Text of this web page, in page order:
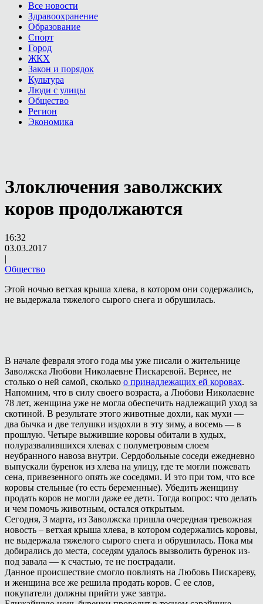
Все новости
Здравоохранение
Образование
Спорт
Город
ЖКХ
Закон и порядок
Культура
Люди с улицы
Общество
Регион
Экономика
Злоключения заволжских
коров продолжаются
16:32
03.03.2017
|
Общество
Этой ночью ветхая крыша хлева, в котором они содержались,
не выдержала тяжелого сырого снега и обрушилась.
В начале февраля этого года мы уже писали о жительнице
Заволжска Любови Николаевне Пискаревой. Вернее, не
столько о ней самой, сколько о принадлежащих ей коровах.
Напомним, что в силу своего возраста, а Любови Николаевне
78 лет, женщина уже не могла обеспечить надлежащий уход за
скотиной. В результате этого животные дохли, как мухи —
два бычка и две телушки издохли в эту зиму, а восемь — в
прошлую. Четыре выжившие коровы обитали в худых,
полуразвалившихся хлевах с полуметровым слоем
неубранного навоза внутри. Сердобольные соседи ежедневно
выпускали буренок из хлева на улицу, где те могли пожевать
сена, привезенного опять же соседями. И это при том, что все
коровы стельные (то есть беременные). Убедить женщину
продать коров не могли даже ее дети. Тогда вопрос: что делать
и чем помочь животным, остался открытым.
Сегодня, 3 марта, из Заволжска пришла очередная тревожная
новость – ветхая крыша хлева, в котором содержались коровы,
не выдержала тяжелого сырого снега и обрушилась. Пока мы
добирались до места, соседям удалось вызволить буренок из-
под завала — к счастью, те не пострадали.
Данное происшествие смогло повлиять на Любовь Пискареву,
и женщина все же решила продать коров. С ее слов,
покупатели должны прийти уже завтра.